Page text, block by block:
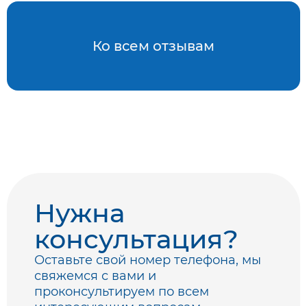
Ко всем отзывам
Нужна
консультация?
Оставьте свой номер телефона, мы
свяжемся с вами и
проконсультируем по всем